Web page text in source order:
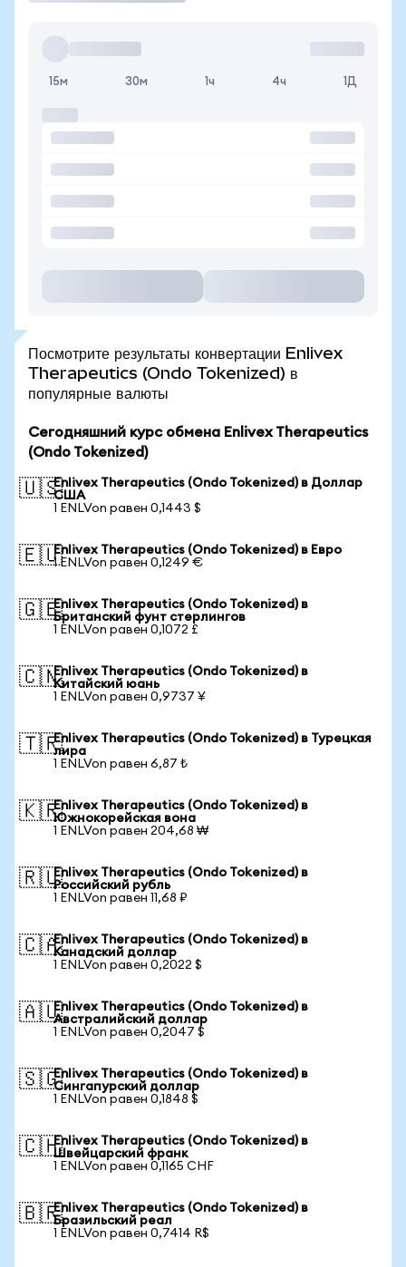
15м 30м 1ч 4ч 1Д
Посмотрите результаты конвертации Enlivex
Therapeutics (Ondo Tokenized) в
популярные валюты
Сегодняшний курс обмена Enlivex Therapeutics
(Ondo Tokenized)
🇺🇸Enlivex Therapeutics (Ondo Tokenized) в Доллар
США
1 ENLVon равен 0,1443 $
🇪🇺Enlivex Therapeutics (Ondo Tokenized) в Евро
1 ENLVon равен 0,1249 €
🇬🇧Enlivex Therapeutics (Ondo Tokenized) в
Британский фунт стерлингов
1 ENLVon равен 0,1072 £
🇨🇳Enlivex Therapeutics (Ondo Tokenized) в
Китайский юань
1 ENLVon равен 0,9737 ¥
🇹🇷Enlivex Therapeutics (Ondo Tokenized) в Турецкая
лира
1 ENLVon равен 6,87 ₺
🇰🇷Enlivex Therapeutics (Ondo Tokenized) в
Южнокорейская вона
1 ENLVon равен 204,68 ₩
🇷🇺Enlivex Therapeutics (Ondo Tokenized) в
Российский рубль
1 ENLVon равен 11,68 ₽
🇨🇦Enlivex Therapeutics (Ondo Tokenized) в
Канадский доллар
1 ENLVon равен 0,2022 $
🇦🇺Enlivex Therapeutics (Ondo Tokenized) в
Австралийский доллар
1 ENLVon равен 0,2047 $
🇸🇬Enlivex Therapeutics (Ondo Tokenized) в
Сингапурский доллар
1 ENLVon равен 0,1848 $
🇨🇭Enlivex Therapeutics (Ondo Tokenized) в
Швейцарский франк
1 ENLVon равен 0,1165 CHF
🇧🇷Enlivex Therapeutics (Ondo Tokenized) в
Бразильский реал
1 ENLVon равен 0,7414 R$